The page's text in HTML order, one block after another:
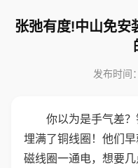
张弛有度!中山免安
发布时间
你以为是手气差
埋满了铜线圈！他们
磁线圈一通电，想要